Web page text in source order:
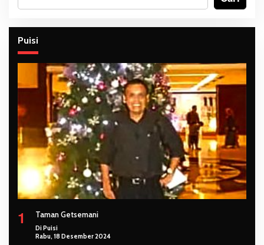
Puisi
1 Taman Getsemani
Di Puisi
Rabu, 18 Desember 2024